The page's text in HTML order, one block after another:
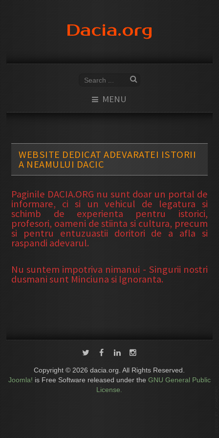
Dacia.org
MENU
WEBSITE DEDICAT ADEVARATEI ISTORII
A NEAMULUI DACIC
Paginile DACIA.ORG nu sunt doar un portal de
informare, ci si un vehicul de legatura si
schimb de experienta pentru istorici,
profesori, oameni de stiinta si cultura, precum
si pentru entuzuastii doritori de a afla si
raspandi adevarul.
Nu suntem impotriva nimanui - Singurii nostri
dusmani sunt Minciuna si Ignoranta.
Copyright © 2026 dacia.org. All Rights Reserved.
Joomla!is Free Software released under theGNU General Public
License.